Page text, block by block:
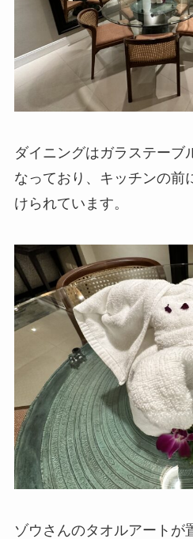
ダイニングはガラステーブ
なっており、キッチンの前
けられています。
ゾウさんのタオルアートが